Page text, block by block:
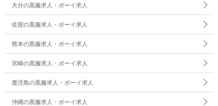
大分の黒服求人・ボーイ求人
佐賀の黒服求人・ボーイ求人
熊本の黒服求人・ボーイ求人
宮崎の黒服求人・ボーイ求人
鹿児島の黒服求人・ボーイ求人
沖縄の黒服求人・ボーイ求人